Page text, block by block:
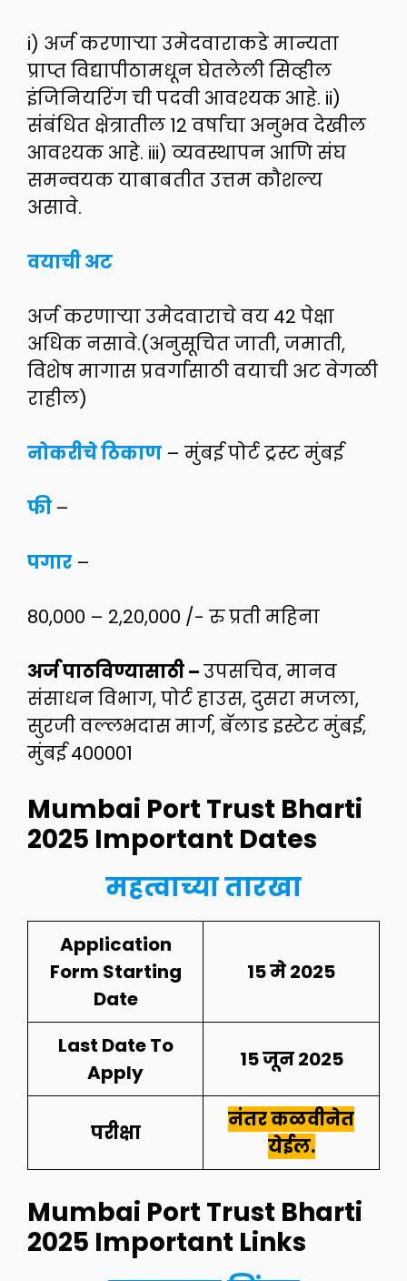
i) अर्ज करणाऱ्या उमेदवाराकडे मान्यता
प्राप्त विद्यापीठामधून घेतलेली सिव्हील
इंजिनियरिंग ची पदवी आवश्यक आहे. ii)
संबंधित क्षेत्रातील 12 वर्षाचा अनुभव देखील
आवश्यक आहे. iii) व्यवस्थापन आणि संघ
समन्वयक याबाबतीत उत्तम कौशल्य
असावे.
वयाची अट
अर्ज करणाऱ्या उमेदवाराचे वय 42 पेक्षा
अधिक नसावे.(अनुसूचित जाती, जमाती,
विशेष मागास प्रवर्गासाठी वयाची अट वेगळी
राहील)
नोकरीचे ठिकाण – मुंबई पोर्ट ट्रस्ट मुंबई
फी –
पगार –
80,000 – 2,20,000 /- रु प्रती महिना
अर्ज पाठविण्यासाठी –उपसचिव, मानव
संसाधन विभाग, पोर्ट हाउस, दुसरा मजला,
सुरजी वल्लभदास मार्ग, बॅलाड इस्टेट मुंबई,
मुंबई 400001
Mumbai Port Trust Bharti
2025 Important Dates
महत्वाच्या तारखा
Application
Form Starting
Date
15 मे 2025
Last Date To
Apply
15 जून 2025
परीक्षा
नंतर कळवीनेत
येईल.
Mumbai Port Trust Bharti
2025 Important Links